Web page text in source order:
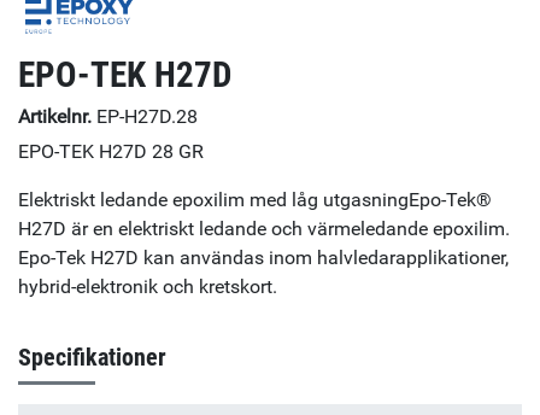
EPO-TEK H27D
Artikelnr. EP-H27D.28
EPO-TEK H27D 28 GR
Elektriskt ledande epoxilim med låg utgasningEpo-Tek®
H27D är en elektriskt ledande och värmeledande epoxilim.
Epo-Tek H27D kan användas inom halvledarapplikationer,
hybrid-elektronik och kretskort.
Specifikationer